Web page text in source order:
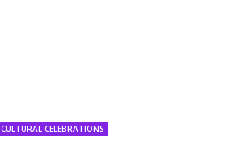
CULTURAL CELEBRATIONS